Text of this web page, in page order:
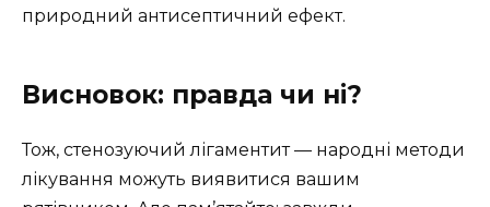
природний антисептичний ефект.
Висновок: правда чи ні?
Тож, стенозуючий лігаментит — народні методи
лікування можуть виявитися вашим